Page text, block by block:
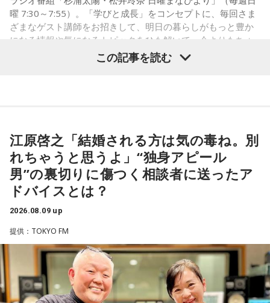
――あまりにも身勝手な男性の振る舞いに、番組パートナー
の奥迫は「そういう方と結婚しなくて良かったんじゃないか
場になっても、どちらにも不誠実な方です。今後もこういう
ホですよ、こんなの。早く分かって良かったじゃない。
奥迫：良かったです。私もそう思います。
江原：ねえ。そんな男を見抜けなかった自分を恥じるべき。
それでいて仰るように、結婚される彼女も気の毒ですね。
奥迫：そうなんですよ。こういうことってなかなか……本当に
嫌ですね。
江原：私はね、他にも（同じようなことをされている女性
が）いると思う。
曜 7:30～7:55）。「学びと成長」をコンセプトに、毎回さま
ざまなゲスト講師をお招きして、明日の暮らしがもっと豊か
になる情報や気になるトピックをひも解いて、今よりもちょ
っと成長することを目指す番組です。
（左から）松井玲奈、平野貴也さん、杉浦太陽
◆国民の暮らしを支える国家公務員の仕事
私たちが当たり前のように利用している制度や行政サービス
は、多くの国家公務員によって支えられています。暮らしの
困りごとに向き合い、安全・安心を守りながら「国のミライ
をつくる」存在として重要な役割を担っています。人事院も
国家公務員が勤める行政機関の1つです。
この記事を読む
江原啓之「結婚される方は気の毒ね。別
れちゃうと思うよ」“独身アピール
男”の裏切りに傷つく相談者に送ったア
ドバイスとは？
2026.08.09 up
提供：TOKYO FM